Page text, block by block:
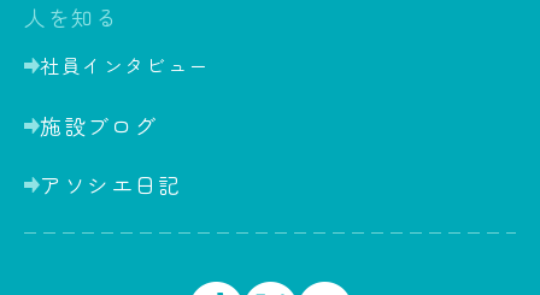
人を知る
社員インタビュー
施設ブログ
アソシエ日記